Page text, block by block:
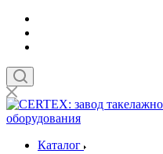
Каталог